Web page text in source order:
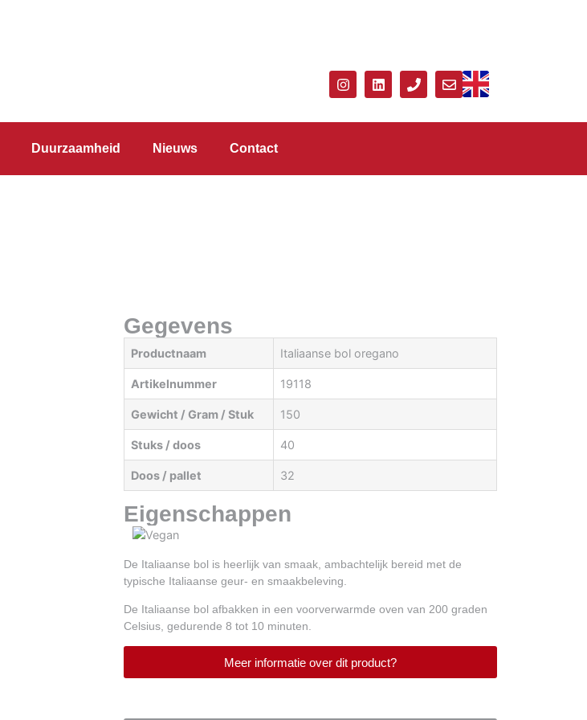
Duurzaamheid Nieuws Contact
Gegevens
Productnaam Italiaanse bol oregano
Artikelnummer 19118
Gewicht / Gram / Stuk 150
Stuks / doos 40
Doos / pallet 32
Eigenschappen
De Italiaanse bol is heerlijk van smaak, ambachtelijk bereid met de
typische Italiaanse geur- en smaakbeleving.
De Italiaanse bol afbakken in een voorverwarmde oven van 200 graden
Celsius, gedurende 8 tot 10 minuten.
Meer informatie over dit product?